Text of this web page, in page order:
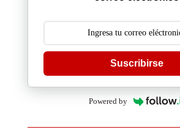
Suscribirse
Powered by